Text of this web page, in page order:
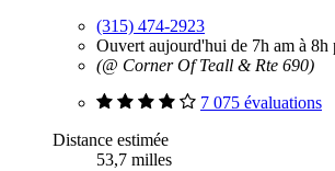
(315) 474-2923
Ouvert aujourd'hui de 7h am à 8h
(@ Corner Of Teall & Rte 690)
7 075 évaluations
Distance estimée
53,7 milles